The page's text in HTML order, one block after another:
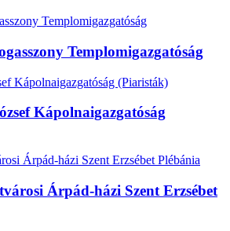
Templomigazgatóság
Kápolnaigazgatóság
Árpád-házi Szent Erzsébet